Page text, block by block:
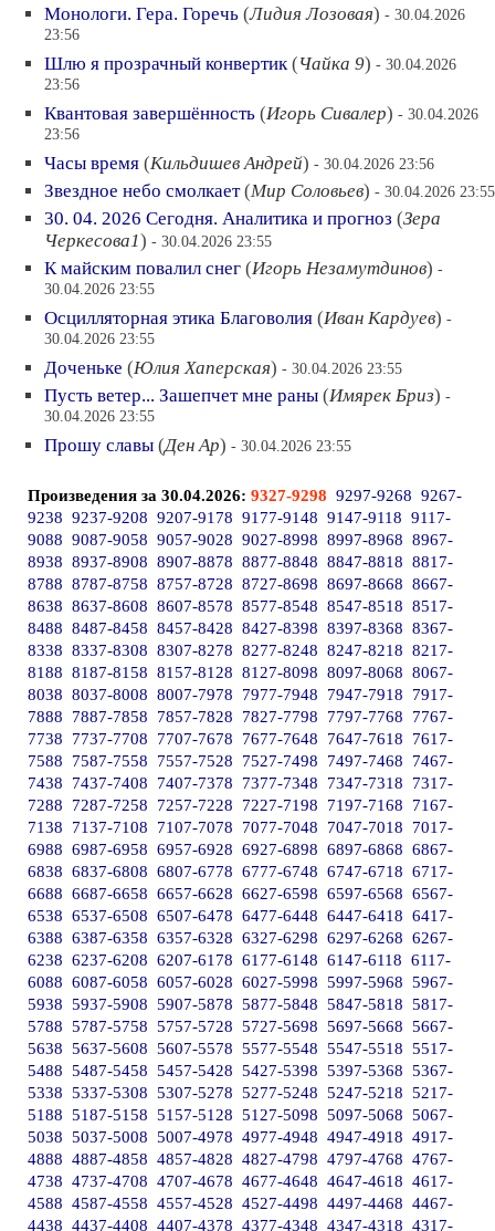
Монологи. Гера. Горечь (Лидия Лозовая) - 30.04.2026
23:56
Шлю я прозрачный конвертик(Чайка 9) - 30.04.2026
23:56
Квантовая завершённость (Игорь Сивалер) - 30.04.2026
23:56
Часы время (Кильдишев Андрей) - 30.04.2026 23:56
Звездное небо смолкает(Мир Соловьев) - 30.04.2026 23:55
30. 04. 2026 Сегодня. Аналитика и прогноз (Зера
Черкесова1) - 30.04.2026 23:55
К майским повалил снег (Игорь Незамутдинов) -
30.04.2026 23:55
Осцилляторная этика Благоволия (Иван Кардуев) -
30.04.2026 23:55
Доченьке (Юлия Хаперская) - 30.04.2026 23:55
Пусть ветер... Зашепчет мне раны (Имярек Бриз) -
30.04.2026 23:55
Прошу славы (Ден Ар) - 30.04.2026 23:55
Произведения за 30.04.2026: 9327-9298 9297-9268 9267-
9238 9237-9208 9207-9178 9177-9148 9147-9118 9117-
9088 9087-9058 9057-9028 9027-8998 8997-8968 8967-
8938 8937-8908 8907-8878 8877-8848 8847-8818 8817-
8788 8787-8758 8757-8728 8727-8698 8697-8668 8667-
8638 8637-8608 8607-8578 8577-8548 8547-8518 8517-
8488 8487-8458 8457-8428 8427-8398 8397-8368 8367-
8338 8337-8308 8307-8278 8277-8248 8247-8218 8217-
8188 8187-8158 8157-8128 8127-8098 8097-8068 8067-
8038 8037-8008 8007-7978 7977-7948 7947-7918
7917-
7888
7887-7858 7857-7828 7827-7798 7797-7768
7767-
7738
7737-7708 7707-7678 7677-7648 7647-7618
7617-
7588
7587-7558 7557-7528 7527-7498 7497-7468
7467-
7438
7437-7408 7407-7378 7377-7348 7347-7318
7317-
7288
7287-7258 7257-7228 7227-7198 7197-7168
7167-
7138
7137-7108 7107-7078 7077-7048 7047-7018
7017-
6988 6987-6958 6957-6928 6927-6898 6897-6868 6867-
6838 6837-6808 6807-6778 6777-6748 6747-6718 6717-
6688 6687-6658 6657-6628 6627-6598 6597-6568 6567-
6538 6537-6508 6507-6478 6477-6448 6447-6418 6417-
6388 6387-6358 6357-6328 6327-6298 6297-6268 6267-
6238 6237-6208 6207-6178 6177-6148 6147-6118 6117-
6088 6087-6058 6057-6028 6027-5998 5997-5968 5967-
5938 5937-5908 5907-5878 5877-5848 5847-5818 5817-
5788 5787-5758 5757-5728 5727-5698 5697-5668 5667-
5638 5637-5608 5607-5578 5577-5548 5547-5518 5517-
5488 5487-5458 5457-5428 5427-5398 5397-5368 5367-
5338 5337-5308 5307-5278 5277-5248 5247-5218 5217-
5188 5187-5158 5157-5128 5127-5098 5097-5068 5067-
5038 5037-5008 5007-4978 4977-4948 4947-4918 4917-
4888 4887-4858 4857-4828 4827-4798 4797-4768 4767-
4738 4737-4708 4707-4678 4677-4648 4647-4618 4617-
4588 4587-4558 4557-4528 4527-4498 4497-4468 4467-
4438 4437-4408 4407-4378 4377-4348 4347-4318 4317-